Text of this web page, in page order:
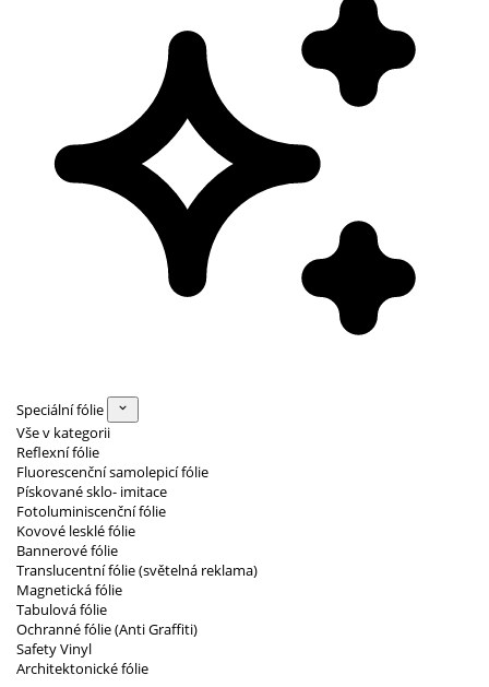
Speciální fólie
Vše v kategorii
Reflexní fólie
Fluorescenční samolepicí fólie
Pískované sklo- imitace
Fotoluminiscenční fólie
Kovové lesklé fólie
Bannerové fólie
Translucentní fólie (světelná reklama)
Magnetická fólie
Tabulová fólie
Ochranné fólie (Anti Graffiti)
Safety Vinyl
Architektonické fólie